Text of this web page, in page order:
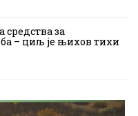
за
– циљ је њихов тихи